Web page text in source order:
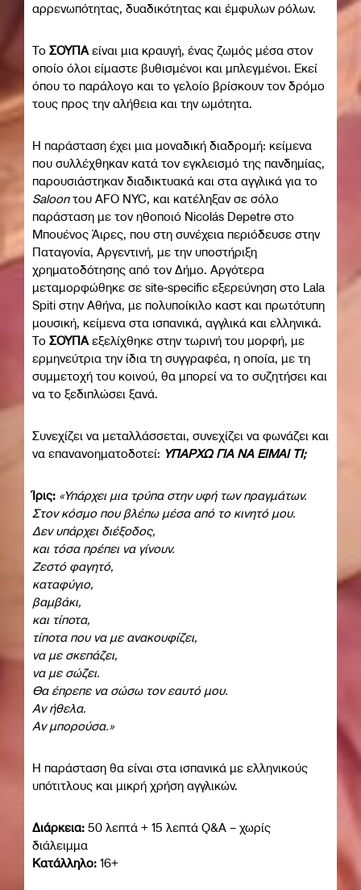
αρρενωπότητας, δυαδικότητας και έμφυλων ρόλων.
Το ΣΟΥΠΑείναι μια κραυγή, ένας ζωμός μέσα στον
οποίο όλοι είμαστε βυθισμένοι και μπλεγμένοι. Εκεί
όπου το παράλογο και το γελοίο βρίσκουν τον δρόμο
τους προς την αλήθεια και την ωμότητα.
Η παράσταση έχει μια μοναδική διαδρομή: κείμενα
που συλλέχθηκαν κατά τον εγκλεισμό της πανδημίας,
παρουσιάστηκαν διαδικτυακά και στα αγγλικά για το
Saloonτου AFO NYC, και κατέληξαν σε σόλο
παράσταση με τον ηθοποιό Nicolás Depetre στο
Μπουένος Άιρες, που στη συνέχεια περιόδευσε στην
Παταγονία, Αργεντινή, με την υποστήριξη
χρηματοδότησης από τον Δήμο. Αργότερα
μεταμορφώθηκε σε site-specific εξερεύνηση στο Lala
Spiti στην Αθήνα, με πολυποίκιλο καστ και πρωτότυπη
μουσική, κείμενα στα ισπανικά, αγγλικά και ελληνικά.
Το ΣΟΥΠΑεξελίχθηκε στην τωρινή του μορφή, με
ερμηνεύτρια την ίδια τη συγγραφέα, η οποία, με τη
συμμετοχή του κοινού, θα μπορεί να το συζητήσει και
να το ξεδιπλώσει ξανά.
Συνεχίζει να μεταλλάσσεται, συνεχίζει να φωνάζει και
να επανανοηματοδοτεί: ΥΠΑΡΧΩ ΓΙΑ ΝΑ ΕΙΜΑΙ ΤΙ;
Ίρις: «Υπάρχει μια τρύπα στην υφή των πραγμάτων.
Στον κόσμο που βλέπω μέσα από το κινητό μου.
Δεν υπάρχει διέξοδος,
και τόσα πρέπει να γίνουν.
Ζεστό φαγητό,
καταφύγιο,
βαμβάκι,
και τίποτα,
τίποτα που να με ανακουφίζει,
να με σκεπάζει,
να με σώζει.
Θα έπρεπε να σώσω τον εαυτό μου.
Αν ήθελα.
Αν μπορούσα.»
Η παράσταση θα είναι στα ισπανικά με ελληνικούς
υπότιτλους και μικρή χρήση αγγλικών.
Διάρκεια: 50 λεπτά + 15 λεπτά Q&A – χωρίς
διάλειμμα
Κατάλληλο: 16+